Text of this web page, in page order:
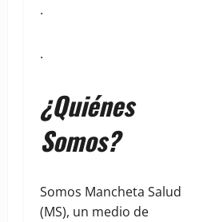
.
.
¿Quiénes
Somos?
Somos Mancheta Salud
(MS), un medio de